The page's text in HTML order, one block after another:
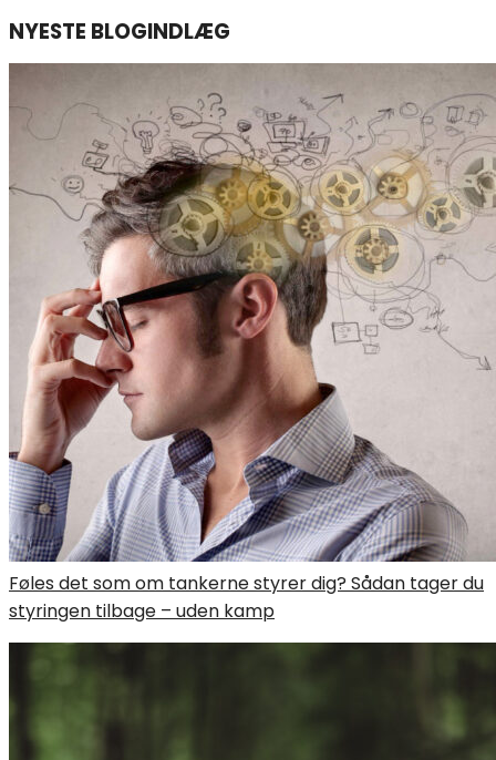
NYESTE BLOGINDLÆG
Føles det som om tankerne styrer dig? Sådan tager du
styringen tilbage – uden kamp